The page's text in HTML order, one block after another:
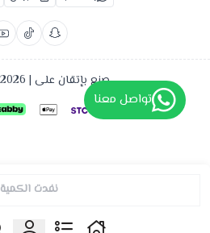
نفدت الكمية
صنع بإتقان على | 2026
تواصل معنا